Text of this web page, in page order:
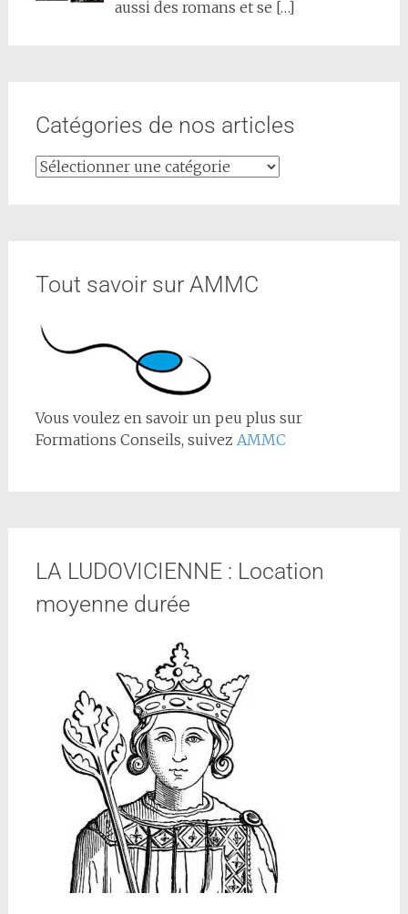
aussi des romans et se […]
Catégories de nos articles
Tout savoir sur AMMC
Vous voulez en savoir un peu plus sur
Formations Conseils, suivez AMMC
LA LUDOVICIENNE : Location
moyenne durée